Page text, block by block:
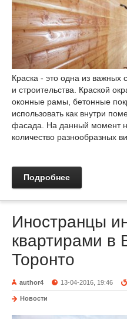
Краска - это одна из
и строительства. Краской
оконные рамы, бетонные
использовать как внутри
фасада. На данный момент
количество разнообразных
Подробнее
Иностранцы
квартирами в
Торонто
author4 13-04-2016, 19:46
Новости